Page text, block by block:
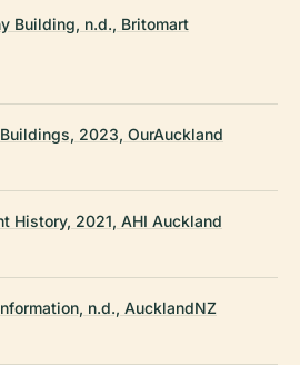
Building, n.d., Britomart
2023, OurAuckland
History, 2021, AHI Auckland
n.d., AucklandNZ